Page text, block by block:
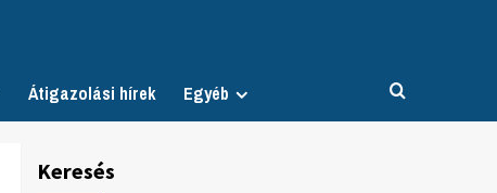
Átigazolási hírek Egyéb
Keresés